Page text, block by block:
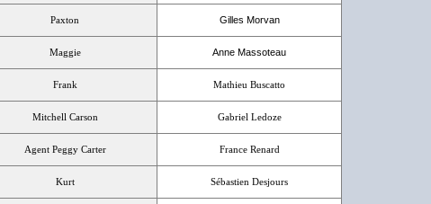
Paxton Gilles Morvan
Maggie Anne Massoteau
Frank Mathieu Buscatto
Mitchell Carson Gabriel Ledoze
Agent Peggy Carter France Renard
Kurt Sébastien Desjours